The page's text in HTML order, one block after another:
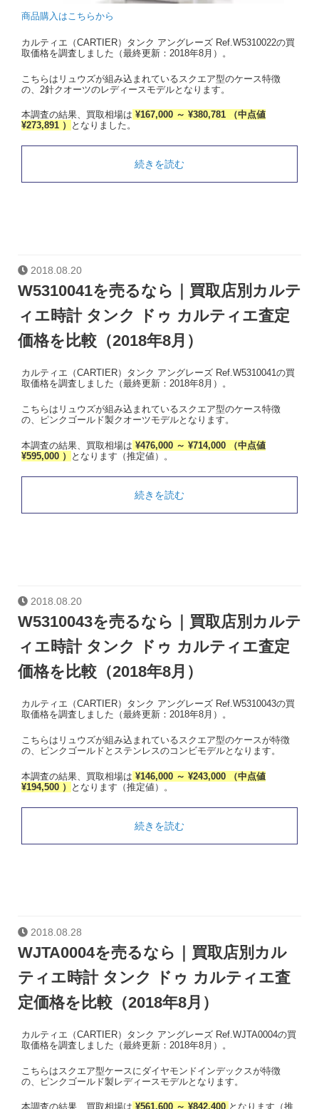
商品購入はこちらから
カルティエ（CARTIER）タンク アングレーズ Ref.W5310022の買
取価格を調査しました（最終更新：2018年8月）。
こちらはリュウズが組み込まれているスクエア型のケース特徴
の、2針クオーツのレディースモデルとなります。
本調査の結果、買取相場は ¥167,000 ～ ¥380,781 （中点値
¥273,891 ）
となりました。
続きを読む
2018.08.20
W5310041を売るなら｜買取店別カルテ
ィエ時計 タンク ドゥ カルティエ査定
価格を比較（2018年8月）
カルティエ（CARTIER）タンク アングレーズ Ref.W5310041の買
取価格を調査しました（最終更新：2018年8月）。
こちらはリュウズが組み込まれているスクエア型のケース特徴
の、ピンクゴールド製クオーツモデルとなります。
本調査の結果、買取相場は ¥476,000 ～ ¥714,000 （中点値
¥595,000 ）
となります（推定値）。
続きを読む
2018.08.20
W5310043を売るなら｜買取店別カルテ
ィエ時計 タンク ドゥ カルティエ査定
価格を比較（2018年8月）
カルティエ（CARTIER）タンク アングレーズ Ref.W5310043の買
取価格を調査しました（最終更新：2018年8月）。
こちらはリュウズが組み込まれているスクエア型のケースが特徴
の、ピンクゴールドとステンレスのコンビモデルとなります。
本調査の結果、買取相場は ¥146,000 ～ ¥243,000 （中点値
¥194,500 ）
となります（推定値）。
続きを読む
2018.08.28
WJTA0004を売るなら｜買取店別カル
ティエ時計 タンク ドゥ カルティエ査
定価格を比較（2018年8月）
カルティエ（CARTIER）タンク アングレーズ Ref.WJTA0004の買
取価格を調査しました（最終更新：2018年8月）。
こちらはスクエア型ケースにダイヤモンドインデックスが特徴
の、ピンクゴールド製レディースモデルとなります。
本調査の結果、買取相場は ¥561,600 ～ ¥842,400 となります（推